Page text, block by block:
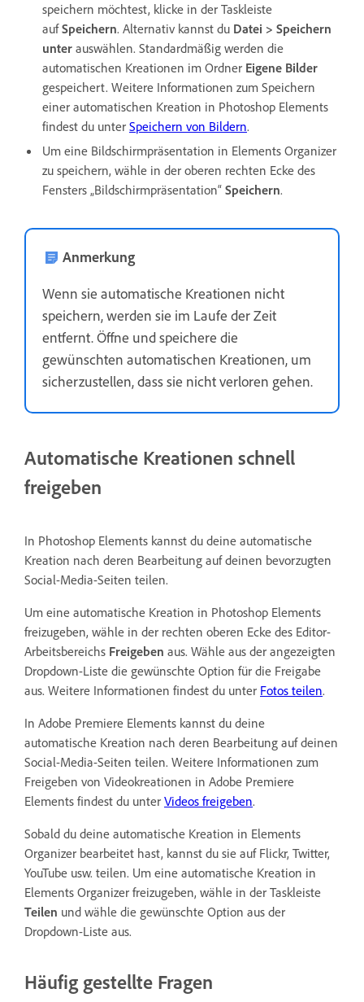
speichern möchtest, klicke in der Taskleiste
aufSpeichern. Alternativ kannst du Datei > Speichern
unter auswählen. Standardmäßig werden die
automatischen Kreationen im Ordner Eigene Bilder
gespeichert. Weitere Informationen zum Speichern
einer automatischen Kreation in Photoshop Elements
findest du unter Speichern von Bildern.
Um eine Bildschirmpräsentation in Elements Organizer
zu speichern, wähle in der oberen rechten Ecke des
Fensters „Bildschirmpräsentation“ Speichern.
Anmerkung
Wenn sie automatische Kreationen nicht
speichern, werden sie im Laufe der Zeit
entfernt. Öffne und speichere die
gewünschten automatischen Kreationen, um
sicherzustellen, dass sie nicht verloren gehen.
Automatische Kreationen schnell
freigeben
In Photoshop Elements kannst du deine automatische
Kreation nach deren Bearbeitung auf deinen bevorzugten
Social-Media-Seiten teilen.
Um eine automatische Kreation in Photoshop Elements
freizugeben, wähle in der rechten oberen Ecke des Editor-
Arbeitsbereichs Freigeben aus. Wähle aus der angezeigten
Dropdown-Liste die gewünschte Option für die Freigabe
aus. Weitere Informationen findest du unter Fotos teilen.
In Adobe Premiere Elements kannst du deine
automatische Kreation nach deren Bearbeitung auf deinen
Social-Media-Seiten teilen. Weitere Informationen zum
Freigeben von Videokreationen in Adobe Premiere
Elements findest du unter Videos freigeben.
Sobald du deine automatische Kreation in Elements
Organizer bearbeitet hast, kannst du sie auf Flickr, Twitter,
YouTube usw. teilen. Um eine automatische Kreation in
Elements Organizer freizugeben, wähle in der Taskleiste
Teilen und wähle die gewünschte Option aus der
Dropdown-Liste aus.
Häufig gestellte Fragen